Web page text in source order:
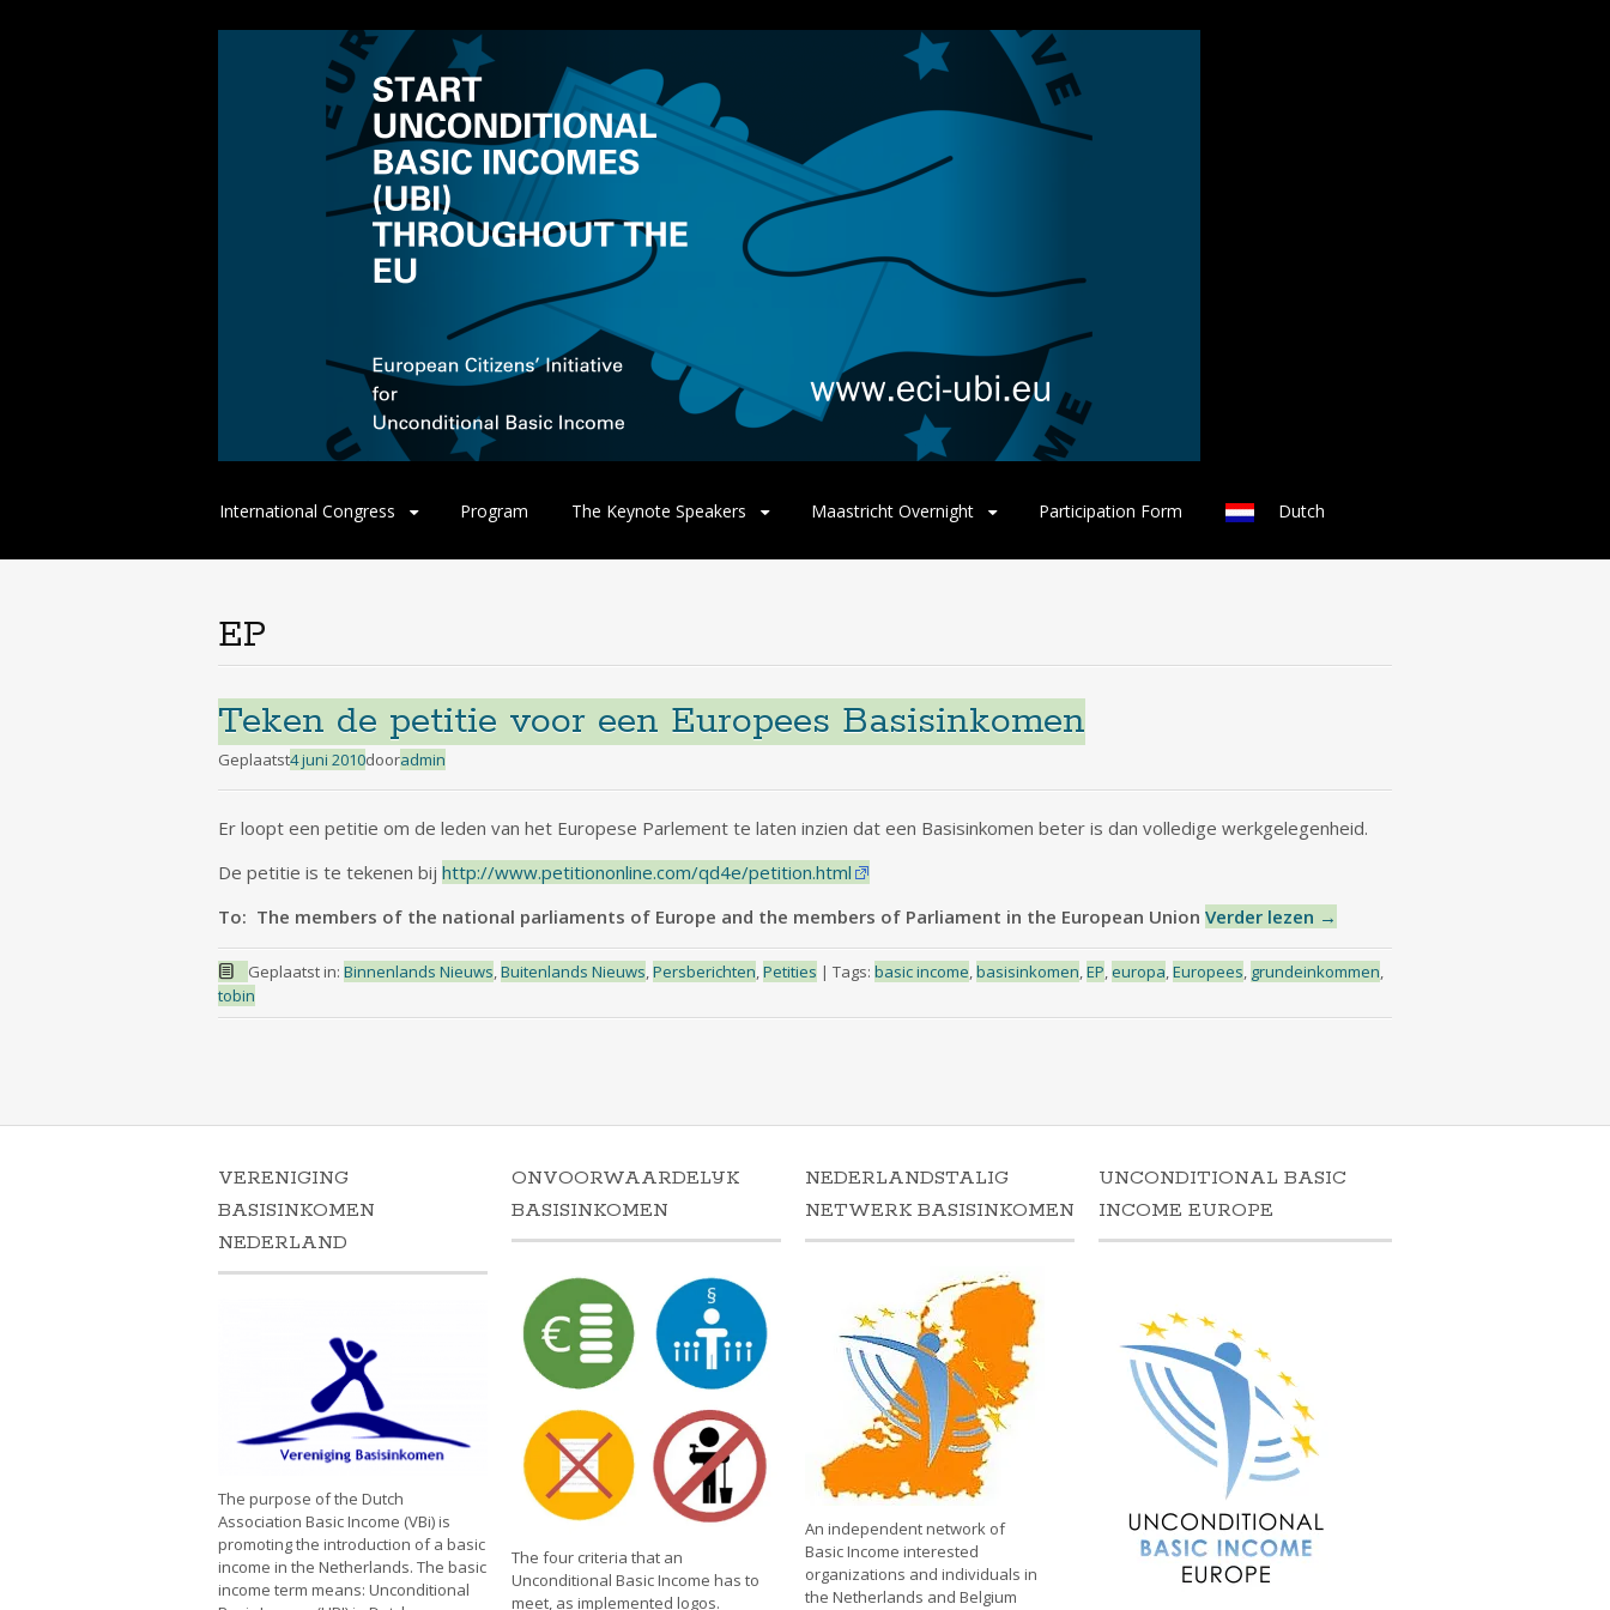
Spring
de
International Congress Program The Keynote Speakers Maastricht Overnight Participation Form Dutch
EP
Teken de petitie voor een Europees Basisinkomen
Geplaatst4 juni 2010dooradmin
Er loopt een petitie om de leden van het Europese Parlement te laten inzien dat een Basisinkomen beter is dan volledige werkgelegenheid.
De petitie is te tekenen bij http://www.petitiononline.com/qd4e/petition.html
To: The members of the national parliaments of Europe and the members of Parliament in the European Union Verder lezen →
Geplaatst in: Binnenlands Nieuws,Buitenlands Nieuws,Persberichten,Petities | Tags: basic income,basisinkomen,EP, europa,Europees, grundeinkommen,
tobin
VERENIGING
BASISINKOMEN
NEDERLAND
The purpose of the Dutch
Association Basic Income (VBi) is
promoting the introduction of a basic
income in the Netherlands. The basic
income term means: Unconditional
ONVOORWAARDELIJK
BASISINKOMEN
The four criteria that an
Unconditional Basic Income has to
meet, as implemented logos.
NEDERLANDSTALIG
NETWERK BASISINKOMEN
An independent network of
Basic Income interested
organizations and individuals in
the Netherlands and Belgium
UNCONDITIONAL BASIC
INCOME EUROPE